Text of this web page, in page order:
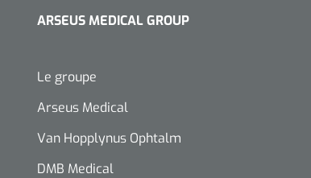
ARSEUS MEDICAL GROUP
Le groupe
Arseus Medical
Van Hopplynus Ophtalm
DMB Medical